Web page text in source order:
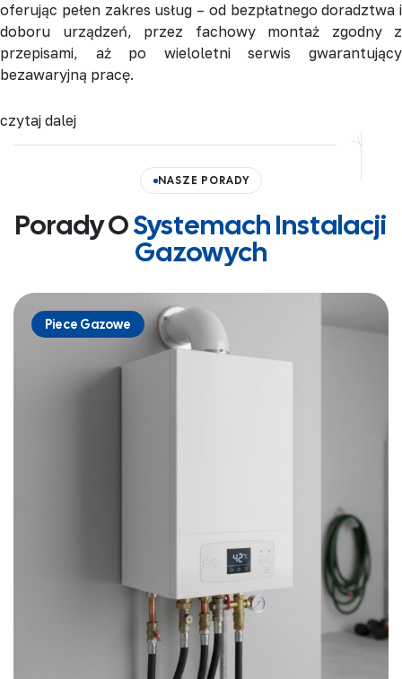
oferując pełen zakres usług – od bezpłatnego doradztwa i
doboru urządzeń, przez fachowy montaż zgodny z
przepisami, aż po wieloletni serwis gwarantujący
bezawaryjną pracę.
czytaj dalej
NASZE PORADY
Porady OSystemach Instalacji
Gazowych
Piece Gazowe